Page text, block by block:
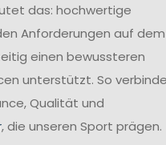
das: hochwertige
Anforderungen auf dem
einen bewussteren
unterstützt. So
Qualität und
, die unseren Sport prägen.